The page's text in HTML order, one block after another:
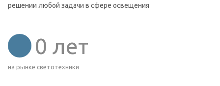
решении любой задачи в сфере освещения
0 лет
на рынке светотехники